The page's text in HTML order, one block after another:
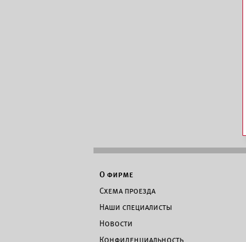
О фирме
Схема проезда
Наши специалисты
Новости
Конфиденциальность